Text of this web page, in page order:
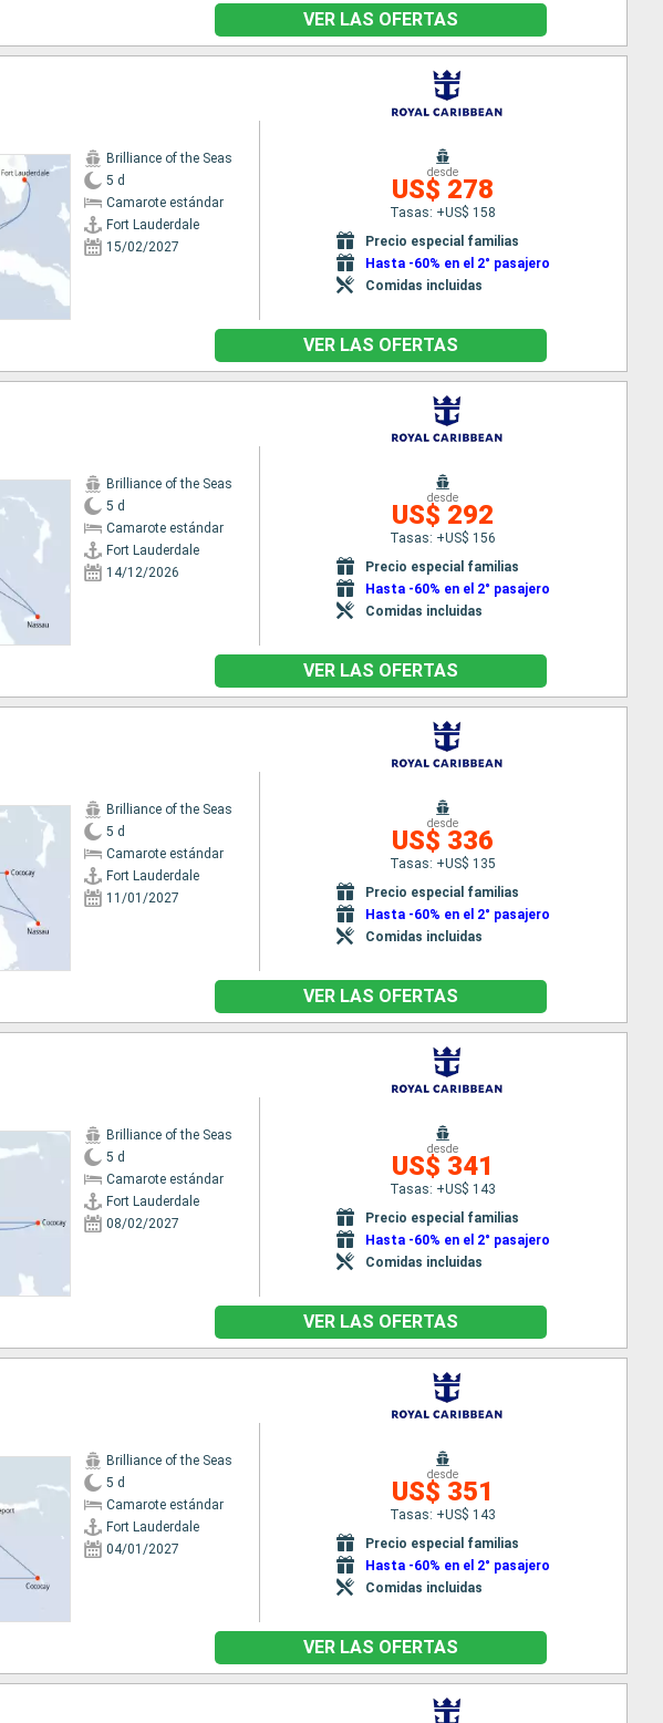
VER LAS OFERTAS
Brilliance of the Seas
5 d
Camarote estándar
Fort Lauderdale
15/02/2027
desde
US$ 278
Tasas: +US$ 158
Precio especial familias
Hasta -60% en el 2° pasajero
Comidas incluidas
VER LAS OFERTAS
Brilliance of the Seas
5 d
Camarote estándar
Fort Lauderdale
14/12/2026
desde
US$ 292
Tasas: +US$ 156
Precio especial familias
Hasta -60% en el 2° pasajero
Comidas incluidas
VER LAS OFERTAS
Brilliance of the Seas
5 d
Camarote estándar
Fort Lauderdale
11/01/2027
desde
US$ 336
Tasas: +US$ 135
Precio especial familias
Hasta -60% en el 2° pasajero
Comidas incluidas
VER LAS OFERTAS
Brilliance of the Seas
5 d
Camarote estándar
Fort Lauderdale
08/02/2027
desde
US$ 341
Tasas: +US$ 143
Precio especial familias
Hasta -60% en el 2° pasajero
Comidas incluidas
VER LAS OFERTAS
Brilliance of the Seas
5 d
Camarote estándar
Fort Lauderdale
04/01/2027
desde
US$ 351
Tasas: +US$ 143
Precio especial familias
Hasta -60% en el 2° pasajero
Comidas incluidas
VER LAS OFERTAS